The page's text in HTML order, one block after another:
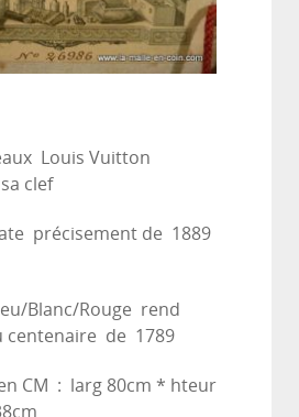
Louis Vuitton
clef
précisement de 1889
Blanc/Rouge rend
centenaire de 1789
CM : larg 80cm * hteur